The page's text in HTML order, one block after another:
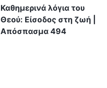
Καθημερινά λόγια του
Θεού: Είσοδος στη ζωή |
Απόσπασμα 494